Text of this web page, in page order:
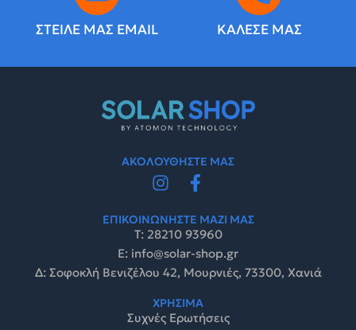
ΣΤΕΙΛΕ ΜΑΣ EMAIL ΚΑΛΕΣΕ ΜΑΣ
ΑΚΟΛΟΥΘΗΣΤΕ ΜΑΣ
ΕΠΙΚΟΙΝΩΝΗΣΤΕ ΜΑΖΙ ΜΑΣ
Τ: 28210 93960
E: info@solar-shop.gr
Δ: Σοφοκλή Βενιζέλου 42, Μουρνιές, 73300, Χανιά
ΧΡΗΣΙΜΑ
Συχνές Ερωτήσεις